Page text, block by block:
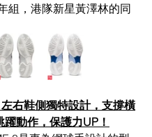
組，港隊新星黃澤林的同
右鞋側獨特設計，支撐橫
躍動作，保護力UP！